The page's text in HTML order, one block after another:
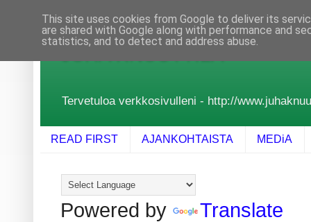
JUHA KNUUTTILA
Tervetuloa verkkosivulleni - http://
READ FIRST AJANKOHTAISTA MEDiA
Powered by Translate
This site uses cookies from Google to deliver its
are shared with Google along with performance and
statistics, and to detect and address abuse.